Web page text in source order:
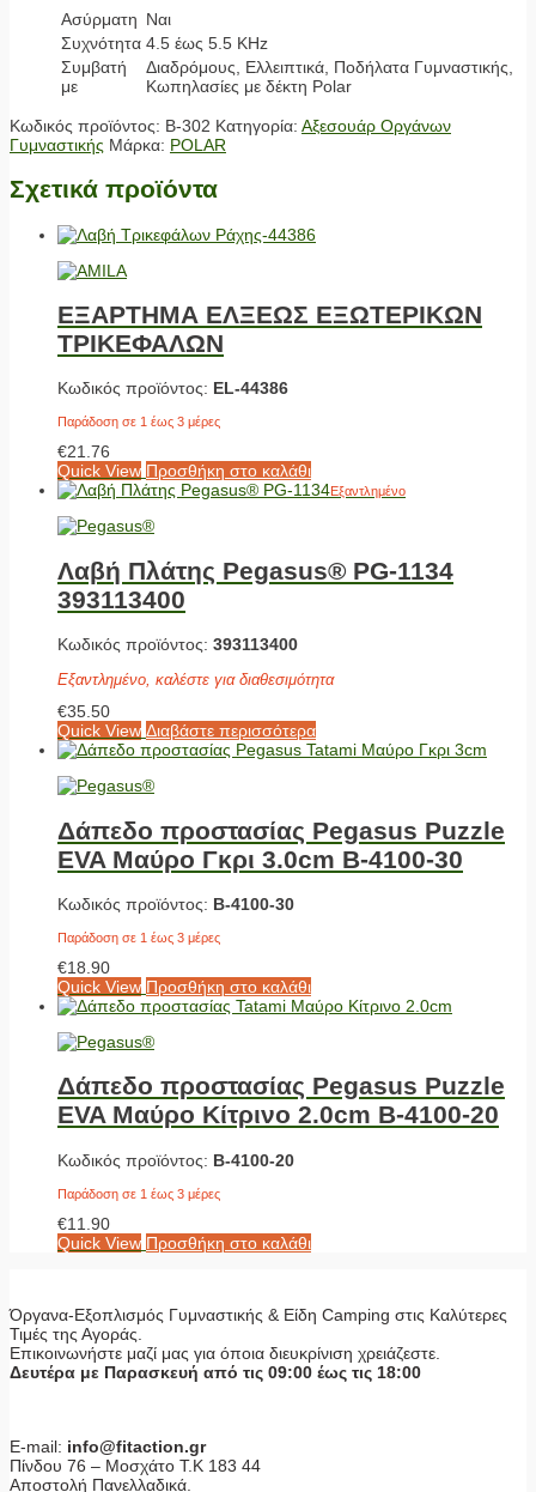
Ασύρματη Ναι
Συχνότητα 4.5 έως 5.5 KHz
Συμβατή
με
Διαδρόμους, Ελλειπτικά, Ποδήλατα Γυμναστικής,
Κωπηλασίες με δέκτη Polar
Κωδικός προϊόντος: Β-302 Κατηγορία: Αξεσουάρ Οργάνων
Γυμναστικής Μάρκα: POLAR
Σχετικά προϊόντα
ΕΞΑΡΤΗΜΑ ΕΛΞΕΩΣ ΕΞΩΤΕΡΙΚΩΝ
ΤΡΙΚΕΦΑΛΩΝ
Κωδικός προϊόντος: EL-44386
Παράδοση σε 1 έως 3 μέρες
€21.76
Quick View Προσθήκη στο καλάθι
Εξαντλημένο
Λαβή Πλάτης Pegasus® PG-1134
393113400
Κωδικός προϊόντος: 393113400
Εξαντλημένο, καλέστε για διαθεσιμότητα
€35.50
Quick View Διαβάστε περισσότερα
Δάπεδο προστασίας Pegasus Puzzle
EVA Μαύρο Γκρι 3.0cm Β-4100-30
Κωδικός προϊόντος: Β-4100-30
Παράδοση σε 1 έως 3 μέρες
€18.90
Quick View Προσθήκη στο καλάθι
Δάπεδο προστασίας Pegasus Puzzle
EVA Μαύρο Κίτρινο 2.0cm Β-4100-20
Κωδικός προϊόντος: Β-4100-20
Παράδοση σε 1 έως 3 μέρες
€11.90
Quick View Προσθήκη στο καλάθι
Όργανα-Εξοπλισμός Γυμναστικής & Είδη Camping στις Καλύτερες
Τιμές της Αγοράς.
Επικοινωνήστε μαζί μας για όποια διευκρίνιση χρειάζεστε.
Δευτέρα με Παρασκευή από τις 09:00 έως τις 18:00
E-mail: info@fitaction.gr
Πίνδου 76 – Μοσχάτο Τ.Κ 183 44
Αποστολή Πανελλαδικά.